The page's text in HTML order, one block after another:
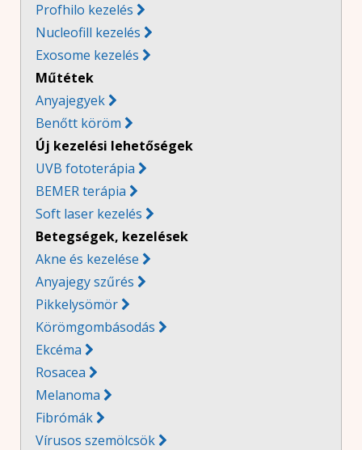
Profhilo kezelés
Nucleofill kezelés
Exosome kezelés
Műtétek
Anyajegyek
Benőtt köröm
Új kezelési lehetőségek
UVB fototerápia
BEMER terápia
Soft laser kezelés
Betegségek, kezelések
Akne és kezelése
Anyajegy szűrés 
Pikkelysömör 
Körömgombásodás 
Ekcéma 
Rosacea 
Melanoma 
Fibrómák 
Vírusos szemölcsök 